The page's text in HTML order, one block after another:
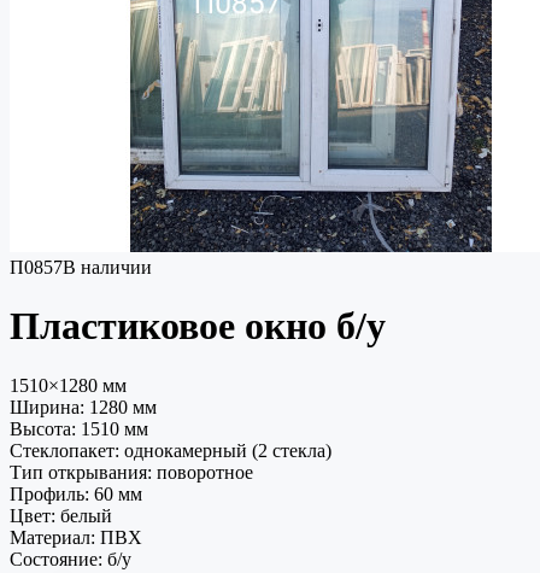
П0857В наличии
Пластиковое окно б/у
1510×1280 мм
Ширина: 1280 мм
Высота: 1510 мм
Стеклопакет: однокамерный (2 стекла)
Тип открывания: поворотное
Профиль: 60 мм
Цвет: белый
Материал: ПВХ
Состояние: б/у